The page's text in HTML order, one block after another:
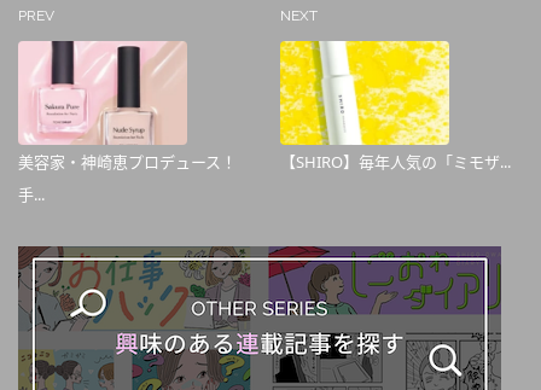
PREV
美容家・神崎恵プロデュース！
手...
NEXT
【SHIRO】毎年人気の「ミモザ...